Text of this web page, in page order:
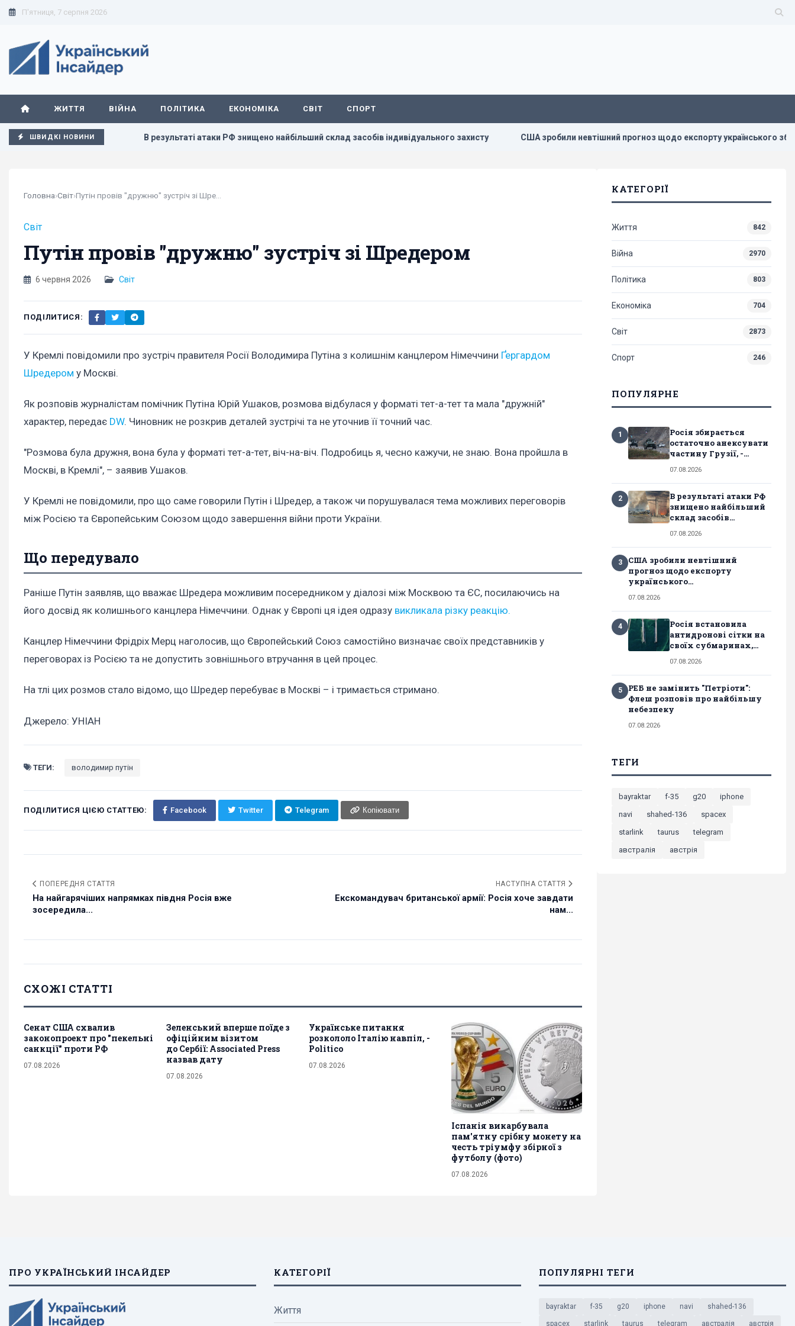
П'ятниця, 7 серпня 2026
ЖИТТЯ ВІЙНА ПОЛІТИКА ЕКОНОМІКА СВІТ СПОРТ
ШВИДКІ НОВИНИ
- країни НАТО В результаті атаки РФ знищено найбільший склад засобів індивідуального захисту США зробили невтішний прогноз щодо експорту українського збіжжя, -
Головна›Світ›
Світ
Путін провів "дружню" зустріч зі Шредером
6 червня 2026 Світ
ПОДІЛИТИСЯ:
У Кремлі повідомили про зустріч правителя Росії Володимира Путіна з колишнім канцлером Німеччини Ґергардом
Шредером у Москві.
Як розповів журналістам помічник Путіна Юрій Ушаков, розмова відбулася у форматі тет-а-тет та мала "дружній"
характер, передає DW. Чиновник не розкрив деталей зустрічі та не уточнив її точний час.
"Розмова була дружня, вона була у форматі тет-а-тет, віч-на-віч. Подробиць я, чесно кажучи, не знаю. Вона пройшла в
Москві, в Кремлі", – заявив Ушаков.
У Кремлі не повідомили, про що саме говорили Путін і Шредер, а також чи порушувалася тема можливих переговорів
між Росією та Європейським Союзом щодо завершення війни проти України.
Що передувало
Раніше Путін заявляв, що вважає Шредера можливим посередником у діалозі між Москвою та ЄС, посилаючись на
його досвід як колишнього канцлера Німеччини. Однак у Європі ця ідея одразу викликала різку реакцію.
Канцлер Німеччини Фрідріх Мерц наголосив, що Європейський Союз самостійно визначає своїх представників у
переговорах із Росією та не допустить зовнішнього втручання в цей процес.
На тлі цих розмов стало відомо, що Шредер перебуває в Москві – і тримається стримано.
Джерело: УНІАН
ТЕГИ: володимир путін
ПОДІЛИТИСЯ ЦІЄЮ СТАТТЕЮ: Facebook Twitter Telegram Копіювати
ПОПЕРЕДНЯ СТАТТЯ
На найгарячіших напрямках півдня Росія вже
зосередила...
НАСТУПНА СТАТТЯ
Екскомандувач британської армії: Росія хоче завдати
нам...
СХОЖІ СТАТТІ
Сенат США схвалив
законопроект про "пекельні
санкції" проти РФ
07.08.2026
Зеленський вперше поїде з
офіційним візитом
до Сербії: Associated Press
назвав дату
07.08.2026
Українське питання
розкололо Італію навпіл, -
Politico
07.08.2026
Іспанія викарбувала
пам'ятну срібну монету на
честь тріумфу збірної з
футболу (фото)
07.08.2026
КАТЕГОРІЇ
Життя 842
Війна 2970
Політика 803
Економіка 704
Світ 2873
Спорт 246
ПОПУЛЯРНЕ
1
Росія збирається
остаточно анексувати
частину Грузії, -...
07.08.2026
2
В результаті атаки РФ
знищено найбільший
склад засобів...
07.08.2026
3
США зробили невтішний
прогноз щодо експорту
українського...
07.08.2026
4
Росія встановила
антидронові сітки на
своїх субмаринах,...
07.08.2026
5
РЕБ не замінить "Петріоти":
Флеш розповів про найбільшу
небезпеку
07.08.2026
ТЕГИ
bayraktar f-35 g20
iphone
navi
shahed-136
spacex
starlink
taurus
telegram
австралія
австрія
ПРО УКРАЇНСЬКИЙ ІНСАЙДЕР КАТЕГОРІЇ
Життя
ПОПУЛЯРНІ ТЕГИ
bayraktar f-35 g20 iphone navi shahed-136
spacex starlink taurus telegram австралія австрія